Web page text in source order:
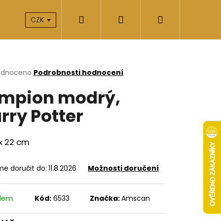
O nás
CZK Přihlášení
Podrobnosti hodnocení
modrý,
Potter
22 cm
doručit do: 11.8.2026 Možnosti doručení
Kód: 6533 Značka:Amscan